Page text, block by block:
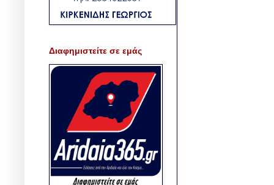
Διαφημιστείτε σε εμάς